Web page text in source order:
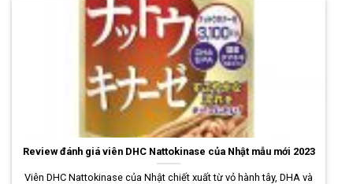
Review đánh giá viên DHC Nattokinase của Nhật mẫu mới 2023
Viên DHC Nattokinase của Nhật chiết xuất từ vỏ hành tây, DHA và